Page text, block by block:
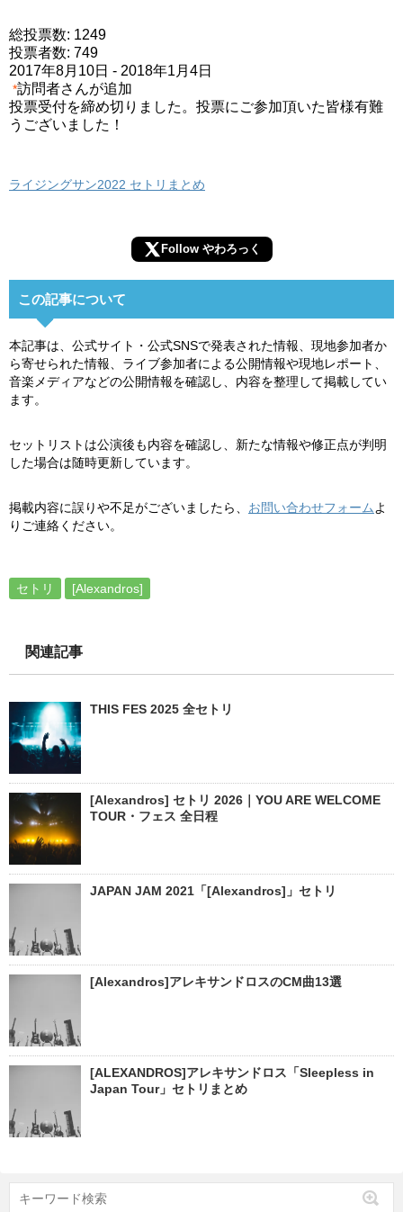
総投票数: 1249
投票者数: 749
2017年8月10日 - 2018年1月4日
*訪問者さんが追加
投票受付を締め切りました。投票にご参加頂いた皆様有難
うございました！
ライジングサン2022 セトリまとめ
Follow やわろっく
この記事について
本記事は、公式サイト・公式SNSで発表された情報、現地参加者か
ら寄せられた情報、ライブ参加者による公開情報や現地レポート、
音楽メディアなどの公開情報を確認し、内容を整理して掲載してい
ます。
セットリストは公演後も内容を確認し、新たな情報や修正点が判明
した場合は随時更新しています。
掲載内容に誤りや不足がございましたら、 お問い合わせフォーム よ
りご連絡ください。
セトリ [Alexandros]
関連記事
THIS FES 2025 全セトリ
[Alexandros] セトリ 2026｜YOU ARE WELCOME
TOUR・フェス 全日程
JAPAN JAM 2021「[Alexandros]」セトリ
[Alexandros]アレキサンドロスのCM曲13選
[ALEXANDROS]アレキサンドロス「Sleepless in
Japan Tour」セトリまとめ